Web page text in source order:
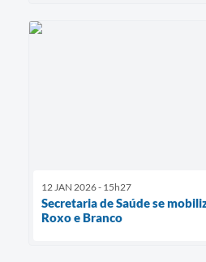
12 JAN 2026 - 15h27
Secretaria de Saúde se
Roxo e Branco